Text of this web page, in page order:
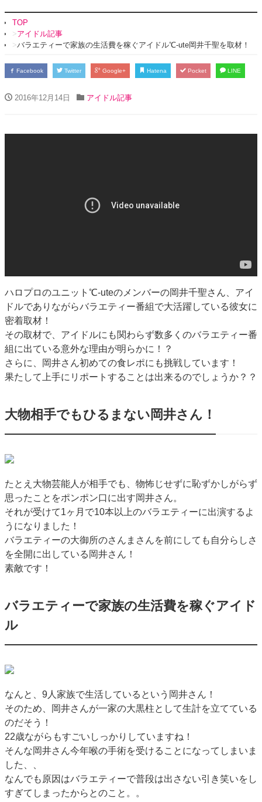
TOP
アイドル記事
バラエティーで家族の生活費を稼ぐアイドル℃-ute岡井千聖を取材！
Facebook Twitter Google+ Hatena Pocket LINE
2016年12月14日 アイドル記事
ハロプロのユニット℃-uteのメンバーの岡井千聖さん、アイ
ドルでありながらバラエティー番組で大活躍している彼女に
密着取材！
その取材で、アイドルにも関わらず数多くのバラエティー番
組に出ている意外な理由が明らかに！？
さらに、岡井さん初めての食レポにも挑戦しています！
果たして上手にリポートすることは出来るのでしょうか？？
大物相手でもひるまない岡井さん！
たとえ大物芸能人が相手でも、物怖じせずに恥ずかしがらず
思ったことをポンポン口に出す岡井さん。
それが受けて1ヶ月で10本以上のバラエティーに出演するよ
うになりました！
バラエティーの大御所のさんまさんを前にしても自分らしさ
を全開に出している岡井さん！
素敵です！
バラエティーで家族の生活費を稼ぐアイド
ル
なんと、9人家族で生活しているという岡井さん！
そのため、岡井さんが一家の大黒柱として生計を立てている
のだそう！
22歳ながらもすごいしっかりしていますね！
そんな岡井さん今年喉の手術を受けることになってしまいま
した、、
なんでも原因はバラエティーで普段は出さない引き笑いをし
すぎてしまったからとのこと。。